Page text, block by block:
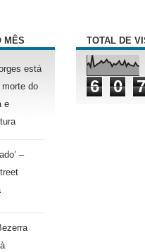
MÊS
está
do
e
–
TOTAL DE
6 0 7